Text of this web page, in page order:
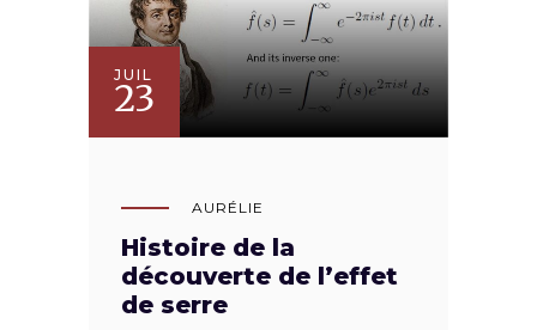
JUIL
23
AURÉLIE
Histoire de la
découverte de l’effet
de serre